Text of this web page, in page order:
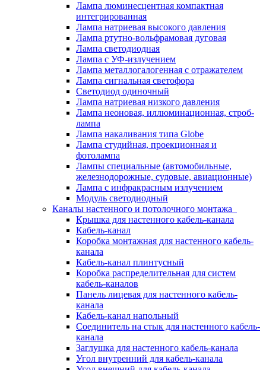
Лампа люминесцентная компактная
интегрированная
Лампа натриевая высокого давления
Лампа ртутно-вольфрамовая дуговая
Лампа светодиодная
Лампа с УФ-излучением
Лампа металлогалогенная с отражателем
Лампа сигнальная светофора
Светодиод одиночный
Лампа натриевая низкого давления
Лампа неоновая, иллюминационная, строб-
лампа
Лампа накаливания типа Globe
Лампа студийная, проекционная и
фотолампа
Лампы специальные (автомобильные,
железнодорожные, судовые, авиационные)
Лампа с инфракрасным излучением
Модуль светодиодный
Каналы настенного и потолочного монтажа
Крышка для настенного кабель-канала
Кабель-канал
Коробка монтажная для настенного кабель-
канала
Кабель-канал плинтусный
Коробка распределительная для систем
кабель-каналов
Панель лицевая для настенного кабель-
канала
Кабель-канал напольный
Соединитель на стык для настенного кабель-
канала
Заглушка для настенного кабель-канала
Угол внутренний для кабель-канала